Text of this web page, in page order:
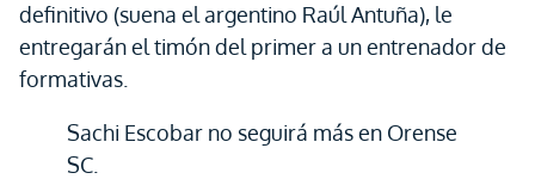
definitivo (suena el argentino Raúl Antuña), le
entregarán el timón del primer a un entrenador de
formativas.
Sachi Escobar no seguirá más en Orense
SC.